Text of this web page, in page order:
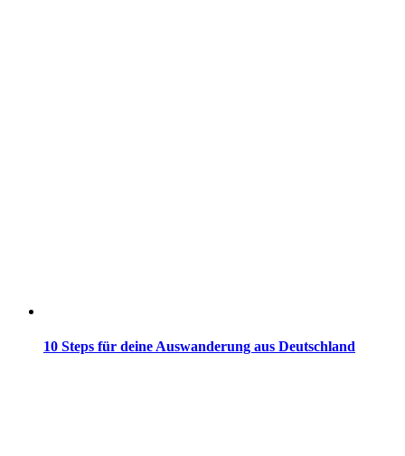
10 Steps für deine Auswanderung aus Deutschland